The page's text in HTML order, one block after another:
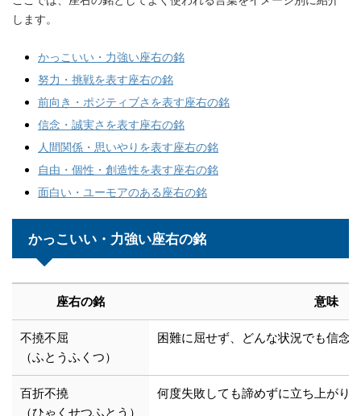
します。
かっこいい・力強い座右の銘
努力・挑戦を表す座右の銘
前向き・ポジティブさを表す座右の銘
信念・誠実さを表す座右の銘
人間関係・思いやりを表す座右の銘
自由・個性・創造性を表す座右の銘
面白い・ユーモアのある座右の銘
かっこいい・力強い座右の銘
座右の銘 意味
不撓不屈
（ふとうふくつ）
困難に屈せず、どんな状況でも信念
百折不撓
（ひゃくせつふとう）
何度失敗しても諦めずに立ち上がり